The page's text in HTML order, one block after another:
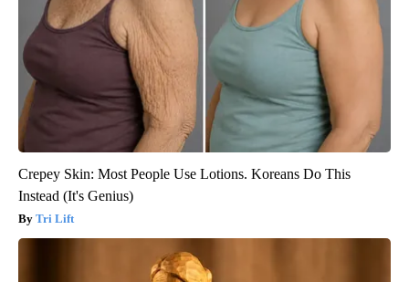
Crepey Skin: Most People Use Lotions. Koreans Do This
Instead (It's Genius)
Tri Lift